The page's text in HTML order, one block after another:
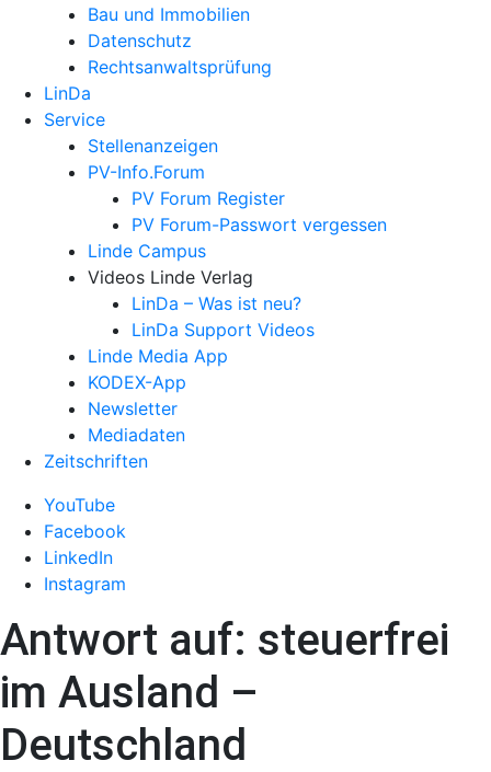
Bau und Immobilien
Datenschutz
Rechtsanwalts­prüfung
LinDa
Service
Stellenanzeigen
PV-Info.Forum
PV Forum Register
PV Forum-Passwort vergessen
Linde Campus
Videos Linde Verlag
LinDa – Was ist neu?
LinDa Support Videos
Linde Media App
KODEX-App
Newsletter
Mediadaten
Zeitschriften
YouTube
Facebook
LinkedIn
Instagram
Antwort auf: steuerfrei
im Ausland –
Deutschland